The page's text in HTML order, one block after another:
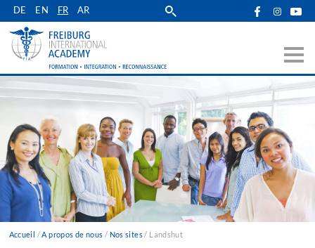
Skip
main
navigation
DE EN FR AR
Accueil A propos de nous Nos sites Landshut